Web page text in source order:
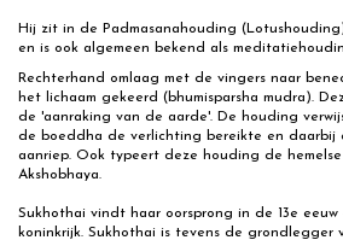
Hij zit in de Padmasanahouding
en is ook algemeen bekend als
Rechterhand omlaag met de vingers naar
het lichaam gekeerd (bhumisparsha mudra).
de 'aanraking van de aarde'. De houding
de boeddha de verlichting bereikte en daarbij
aanriep. Ook typeert deze houding de
Akshobhaya.
Sukhothai vindt haar oorsprong in de 13e
koninkrijk. Sukhothai is tevens de grondlegger